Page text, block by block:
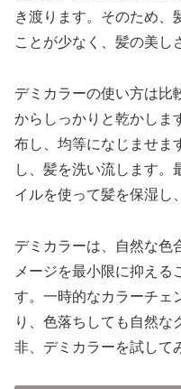
き渡ります。そのため、
ことが少なく、髪の美し
デミカラーの使い方は比
からしっかりと乾かしま
布し、均等になじませま
し、髪を洗い流します。
イルを使って髪を保湿し
デミカラーは、自然な色
メージを最小限に抑え
す。一時的なカラーチェ
り、色落ちしても自然な
非、デミカラーを試して